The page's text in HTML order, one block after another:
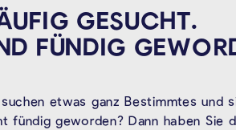
GESUCHT.
FÜNDIG
etwas ganz Bestimmtes und
fündig geworden? Dann haben Sie